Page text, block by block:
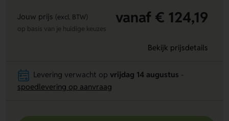
Jouw prijs (excl. BTW) vanaf € 124,19
op basis van je huidige keuzes
Bekijk prijsdetails
Levering verwacht opvrijdag 14 augustus
spoedlevering op aanvraag